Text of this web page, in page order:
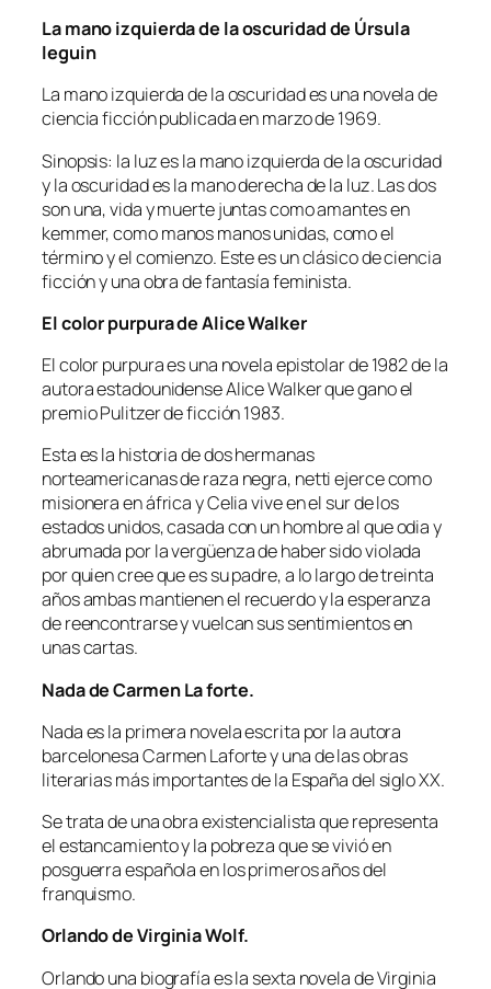
La mano izquierda de la oscuridad de Úrsula
leguin
La mano izquierda de la oscuridad es una novela de
ciencia ficción publicada en marzo de 1969.
Sinopsis: la luz es la mano izquierda de la oscuridad
y la oscuridad es la mano derecha de la luz. Las dos
son una, vida y muerte juntas como amantes en
kemmer, como manos manos unidas, como el
término y el comienzo. Este es un clásico de ciencia
ficción y una obra de fantasía feminista.
El color purpura de Alice Walker
El color purpura es una novela epistolar de 1982 de la
autora estadounidense Alice Walker que gano el
premio Pulitzer de ficción 1983.
Esta es la historia de dos hermanas
norteamericanas de raza negra, netti ejerce como
misionera en áfrica y Celia vive en el sur de los
estados unidos, casada con un hombre al que odia y
abrumada por la vergüenza de haber sido violada
por quien cree que es su padre, a lo largo de treinta
años ambas mantienen el recuerdo y la esperanza
de reencontrarse y vuelcan sus sentimientos en
unas cartas.
Nada de Carmen La forte.
Nada es la primera novela escrita por la autora
barcelonesa Carmen Laforte y una de las obras
literarias más importantes de la España del siglo XX.
Se trata de una obra existencialista que representa
el estancamiento y la pobreza que se vivió en
posguerra española en los primeros años del
franquismo.
Orlando de Virginia Wolf.
Orlando una biografía es la sexta novela de Virginia